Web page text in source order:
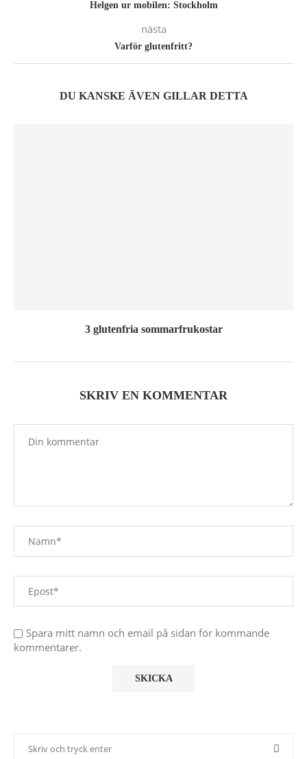
Helgen ur mobilen: Stockholm
nästa
Varför glutenfritt?
DU KANSKE ÄVEN GILLAR DETTA
3 glutenfria sommarfrukostar
SKRIV EN KOMMENTAR
Spara mitt namn och email på sidan för kommande
kommentarer.